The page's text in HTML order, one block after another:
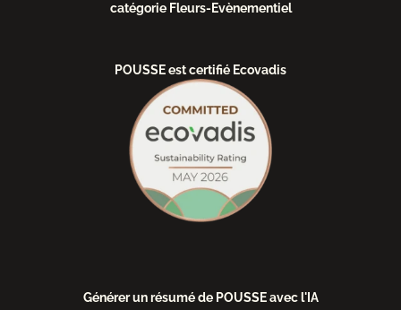
catégorie Fleurs-Evènementiel
POUSSE est certifié Ecovadis
Générer un résumé de POUSSE avec l'IA